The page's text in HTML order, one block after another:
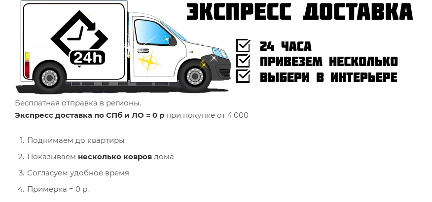
Бесплатная отправка в регионы.
Экспресс доставка по СПб и ЛО = 0 р при покупке от 4'000
Поднимаем до квартиры
Показываем несколько ковров дома
Согласуем удобное время
Примерка = 0 р.